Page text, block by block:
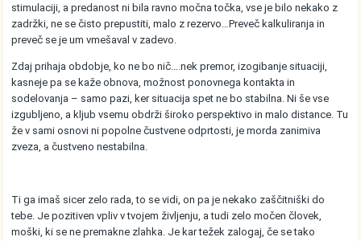
stimulaciji, a predanost ni bila ravno močna točka, vse je bilo nekako z
zadržki, ne se čisto prepustiti, malo z rezervo…Preveč kalkuliranja in
preveč se je um vmešaval v zadevo.
Zdaj prihaja obdobje, ko ne bo nič….nek premor, izogibanje situaciji,
kasneje pa se kaže obnova, možnost ponovnega kontakta in
sodelovanja – samo pazi, ker situacija spet ne bo stabilna. Ni še vse
izgubljeno, a kljub vsemu obdrži široko perspektivo in malo distance. Tu
že v sami osnovi ni popolne čustvene odprtosti, je morda zanimiva
zveza, a čustveno nestabilna.
Ti ga imaš sicer zelo rada, to se vidi, on pa je nekako zaščitniški do
tebe. Je pozitiven vpliv v tvojem življenju, a tudi zelo močen človek,
moški, ki se ne premakne zlahka. Je kar težek zalogaj, če se tako